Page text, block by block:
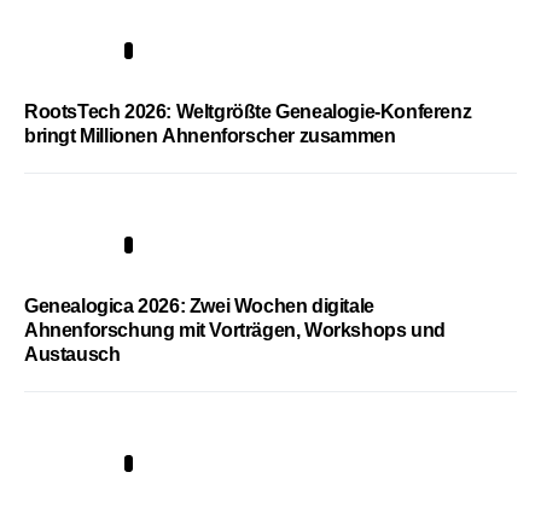
RootsTech 2026: Weltgrößte Genealogie-Konferenz
bringt Millionen Ahnenforscher zusammen
Genealogica 2026: Zwei Wochen digitale
Ahnenforschung mit Vorträgen, Workshops und
Austausch